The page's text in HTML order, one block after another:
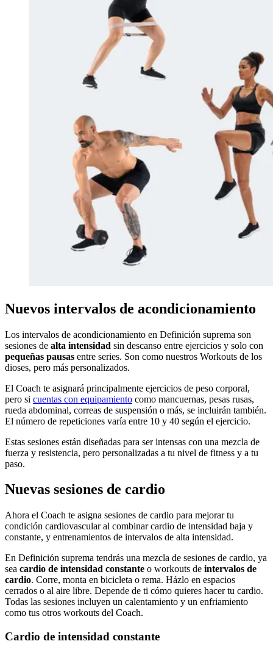
Nuevos intervalos de acondicionamiento
Los intervalos de acondicionamiento en Definición suprema son
sesiones de alta intensidad sin descanso entre ejercicios y solo con
pequeñas pausas entre series. Son como nuestros Workouts de los
dioses, pero más personalizados.
El Coach te asignará principalmente ejercicios de peso corporal,
pero si cuentas con equipamiento como mancuernas, pesas rusas,
rueda abdominal, correas de suspensión o más, se incluirán también.
El número de repeticiones varía entre 10 y 40 según el ejercicio.
Estas sesiones están diseñadas para ser intensas con una mezcla de
fuerza y resistencia, pero personalizadas a tu nivel de fitness y a tu
paso.
Nuevas sesiones de cardio
Ahora el Coach te asigna sesiones de cardio para mejorar tu
condición cardiovascular al combinar cardio de intensidad baja y
constante, y entrenamientos de intervalos de alta intensidad.
En Definición suprema tendrás una mezcla de sesiones de cardio, ya
sea cardio de intensidad constante o workouts de intervalos de
cardio. Corre, monta en bicicleta o rema. Házlo en espacios
cerrados o al aire libre. Depende de ti cómo quieres hacer tu cardio.
Todas las sesiones incluyen un calentamiento y un enfriamiento
como tus otros workouts del Coach.
Cardio de intensidad constante